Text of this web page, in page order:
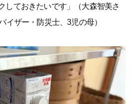
しておきたいです」（大森智美さ
イザー・防災士、3児の母）